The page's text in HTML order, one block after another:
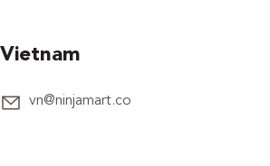
Vietnam
vn@ninjamart.co